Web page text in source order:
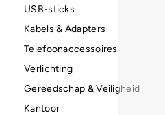
USB-sticks
Kabels & Adapters
Telefoonaccessoires
Verlichting
Gereedschap & Veiligheid
Kantoor